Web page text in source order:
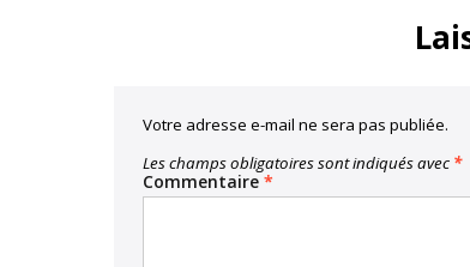
Votre adresse e-mail ne sera pas publiée.
Les champs obligatoires sont indiqués avec *
Commentaire *